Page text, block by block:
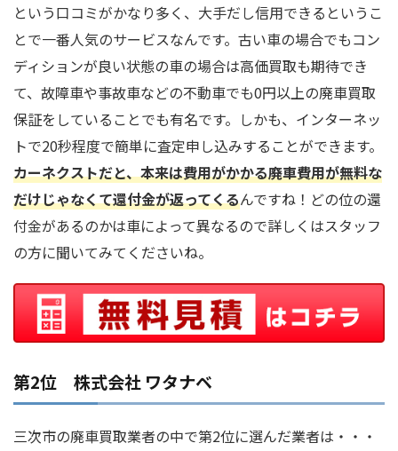
という口コミがかなり多く、大手だし信用できるというこ
とで一番人気のサービスなんです。古い車の場合でもコン
ディションが良い状態の車の場合は高価買取も期待でき
て、故障車や事故車などの不動車でも0円以上の廃車買取
保証をしていることでも有名です。しかも、インターネッ
トで20秒程度で簡単に査定申し込みすることができます。
カーネクストだと、本来は費用がかかる廃車費用が無料な
だけじゃなくて還付金が返ってくるんですね！どの位の還
付金があるのかは車によって異なるので詳しくはスタッフ
の方に聞いてみてくださいね。
第2位 株式会社 ワタナベ
三次市の廃車買取業者の中で第2位に選んだ業者は・・・